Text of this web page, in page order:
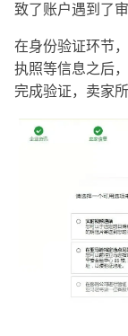
致了账户遇到了审
在身份验证环节
执照等信息之后
完成验证，卖家